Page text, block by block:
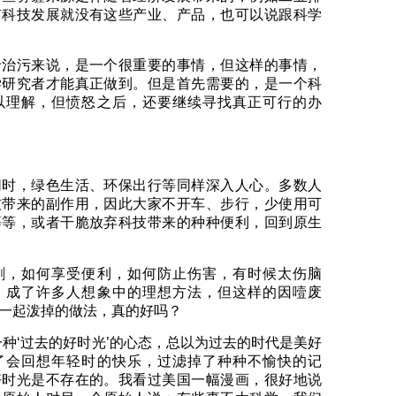
技发展就没有这些产业、产品，也可以说跟科学
污来说，是一个很重要的事情，但这样的事情，
究者才能真正做到。但是首先需要的，是一个科
理解，但愤怒之后，还要继续寻找真正可行的办
，绿色生活、环保出行等同样深入人心。多数人
来的副作用，因此大家不开车、步行，少使用可
，或者干脆放弃科技带来的种种便利，回到原生
，如何享受便利，如何防止伤害，有时候太伤脑
成了许多人想象中的理想方法，但这样的因噎废
起泼掉的做法，真的好吗？
‘过去的好时光’的心态，总以为过去的时代是美好
会回想年轻时的快乐，过滤掉了种种不愉快的记
光是不存在的。我看过美国一幅漫画，很好地说